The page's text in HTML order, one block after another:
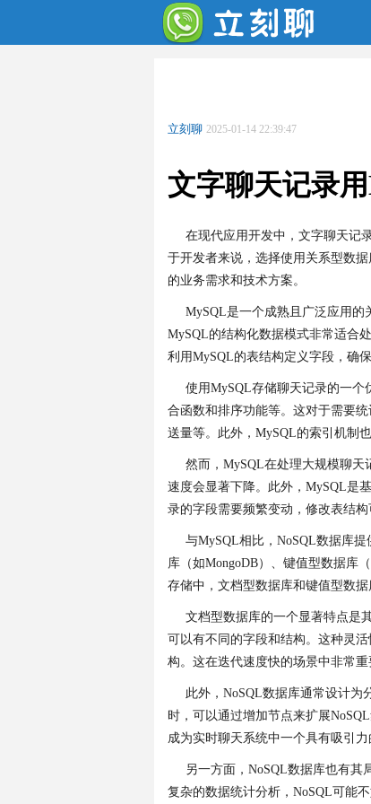
立刻聊 2025-01-14 22:39:47
文字聊天记录
在现代应用开发中，文字聊天记
于开发者来说，选择使用关系型数
的业务需求和技术方案。
MySQL是一个成熟且广泛应用的
MySQL的结构化数据模式非常适合
利用MySQL的表结构定义字段，确
使用MySQL存储聊天记录的一个
合函数和排序功能等。这对于需要
送量等。此外，MySQL的索引机制
然而，MySQL在处理大规模聊
速度会显著下降。此外，MySQL是
录的字段需要频繁变动，修改表结构
与MySQL相比，NoSQL数据库
库（如MongoDB）、键值型数据库
存储中，文档型数据库和键值型数据
文档型数据库的一个显著特点是
可以有不同的字段和结构。这种灵
构。这在迭代速度快的场景中非常重
此外，NoSQL数据库通常设计为
时，可以通过增加节点来扩展
成为实时聊天系统中一个具有吸引力
另一方面，NoSQL数据库也有
复杂的数据统计分析，NoSQL可能